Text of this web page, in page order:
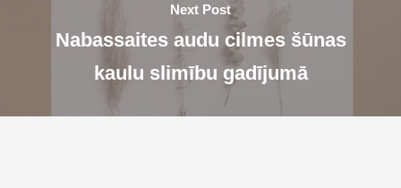
Next Post
Nabassaites audu cilmes šūnas
kaulu slimību gadījumā